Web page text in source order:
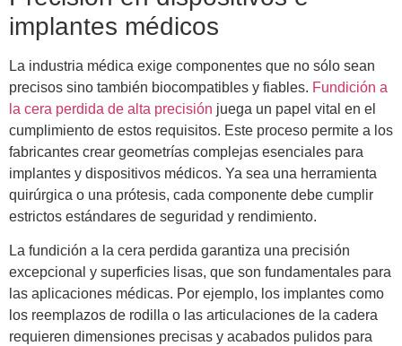
implantes médicos
La industria médica exige componentes que no sólo sean
precisos sino también biocompatibles y fiables. Fundición a
la cera perdida de alta precisión juega un papel vital en el
cumplimiento de estos requisitos. Este proceso permite a los
fabricantes crear geometrías complejas esenciales para
implantes y dispositivos médicos. Ya sea una herramienta
quirúrgica o una prótesis, cada componente debe cumplir
estrictos estándares de seguridad y rendimiento.
La fundición a la cera perdida garantiza una precisión
excepcional y superficies lisas, que son fundamentales para
las aplicaciones médicas. Por ejemplo, los implantes como
los reemplazos de rodilla o las articulaciones de la cadera
requieren dimensiones precisas y acabados pulidos para